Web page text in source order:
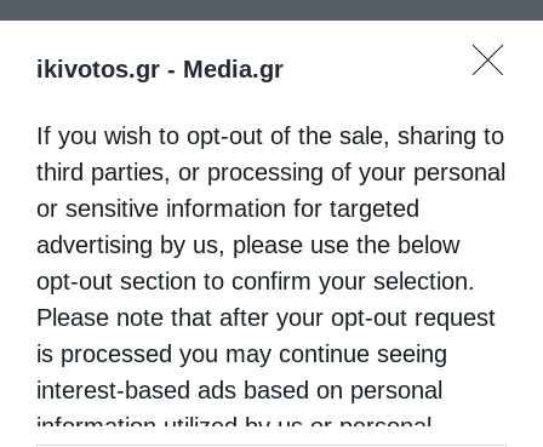
ikivotos.gr - Media.gr
If you wish to opt-out of the sale, sharing to
third parties, or processing of your personal
or sensitive information for targeted
advertising by us, please use the below
opt-out section to confirm your selection.
Please note that after your opt-out request
is processed you may continue seeing
interest-based ads based on personal
information utilized by us or personal